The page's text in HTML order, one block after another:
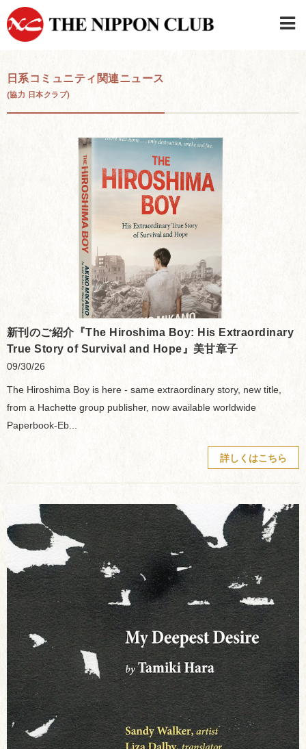
日系コミュニティ関連ニュース
(協力 日本クラブ)
新刊のご紹介『The Hiroshima Boy: His Extraordinary
True Story of Survival and Hope』美甘章子
09/30/26
The Hiroshima Boy is here - same extraordinary story, new title,
from a Hachette group publisher, now available worldwide
Paperbook-Eb...
詳しくはこちら
JAPANESE| ENGLISH
日本クラブメンバーログイン